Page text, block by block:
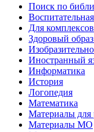
Поиск по
Для
Здоровый
Иностранный
Информатика
История
Логопедия
Математика
Материалы для
Материалы МО